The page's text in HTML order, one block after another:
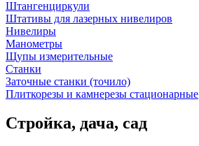
Штангенциркули
Штативы для лазерных нивелиров
Нивелиры
Манометры
Щупы измерительные
Станки
Заточные станки (точило)
Плиткорезы и камнерезы стационарные
Стройка, дача, сад